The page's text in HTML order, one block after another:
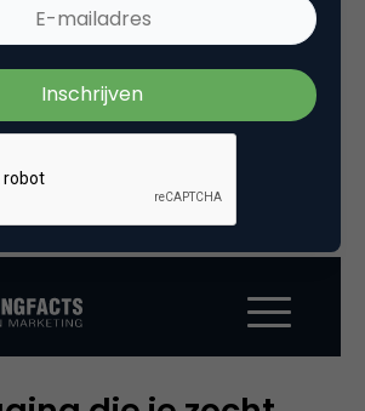
wordt een stuk efficiënter
het managen van het personeel,
uitdrukt tenminste. Vorig jaar
in Q2 nog 157.000 dollar per
bedrijven. Daar maken ze